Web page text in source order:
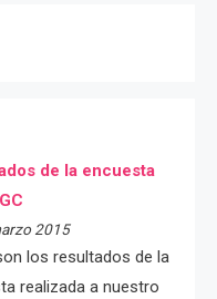
de la encuesta
2015
los resultados de la
realizada a nuestro